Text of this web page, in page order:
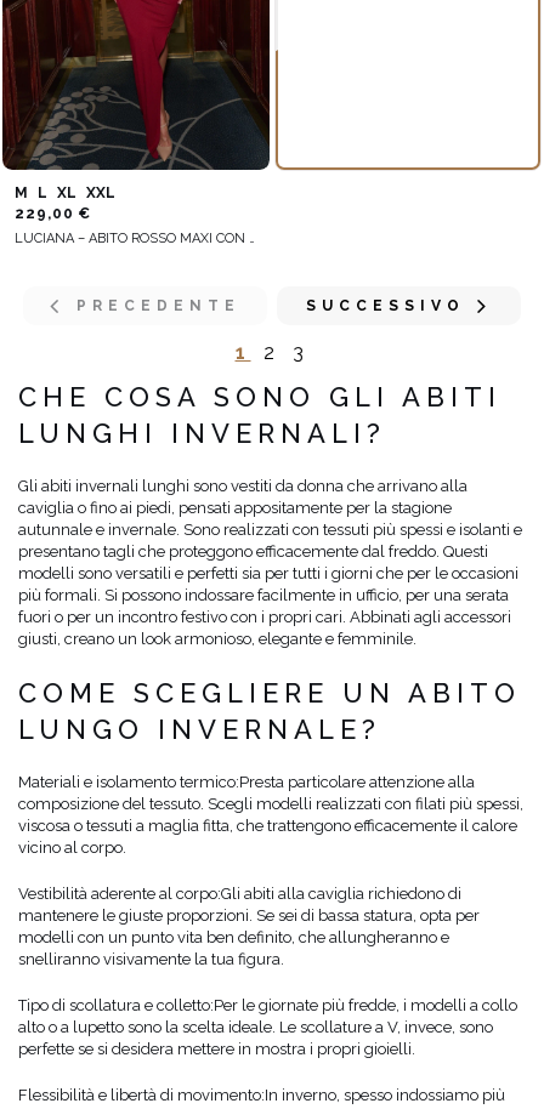
M L XL
XXL
229,00 €
PRECEDENTE
1 2 3
SUCCESSIVO
CHE COSA SONO GLI ABITI
LUNGHI INVERNALI?
Gli abiti invernali lunghi sono vestiti da donna che arrivano alla
caviglia o fino ai piedi, pensati appositamente per la stagione
autunnale e invernale. Sono realizzati con tessuti più spessi e isolanti e
presentano tagli che proteggono efficacemente dal freddo. Questi
modelli sono versatili e perfetti sia per tutti i giorni che per le occasioni
più formali. Si possono indossare facilmente in ufficio, per una serata
fuori o per un incontro festivo con i propri cari. Abbinati agli accessori
giusti, creano un look armonioso, elegante e femminile.
COME SCEGLIERE UN ABITO
LUNGO INVERNALE?
Materiali e isolamento termico:Presta particolare attenzione alla
composizione del tessuto. Scegli modelli realizzati con filati più spessi,
viscosa o tessuti a maglia fitta, che trattengono efficacemente il calore
vicino al corpo.
Vestibilità aderente al corpo:Gli abiti alla caviglia richiedono di
mantenere le giuste proporzioni. Se sei di bassa statura, opta per
modelli con un punto vita ben definito, che allungheranno e
snelliranno visivamente la tua figura.
Tipo di scollatura e colletto:Per le giornate più fredde, i modelli a collo
alto o a lupetto sono la scelta ideale. Le scollature a V, invece, sono
perfette se si desidera mettere in mostra i propri gioielli.
Flessibilità e libertà di movimento:In inverno, spesso indossiamo più